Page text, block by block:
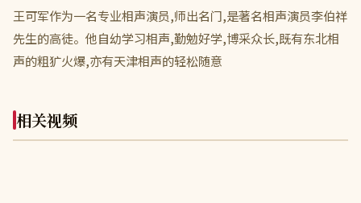
王可军作为一名专业相声演员,师出名门,是著名相声演员李伯祥
先生的高徒。他自幼学习相声,勤勉好学,博采众长,既有东北相
声的粗犷火爆,亦有天津相声的轻松随意
相关视频